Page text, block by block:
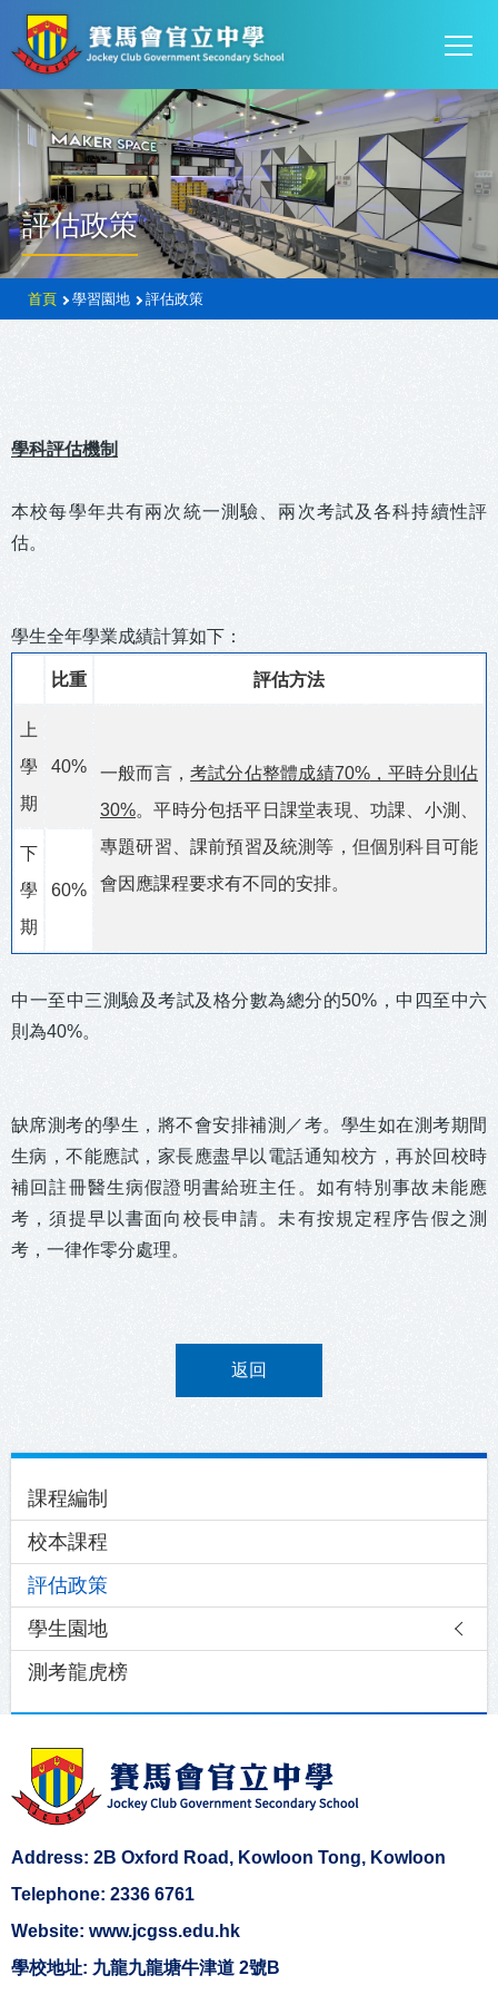
移至主內容
評估政策
導
首頁 學習園地 評估政策
學科評估機制
本校每學年共有兩次統一測驗、兩次考試及各科持續性評
估。
學生全年學業成績計算如下：
比重 評估方法
上
學
期
40% 一般而言，考試分佔整體成績70%，平時分則佔
30%。平時分包括平日課堂表現、功課、小測、
專題研習、課前預習及統測等，但個別科目可能
會因應課程要求有不同的安排。
下
學
期
60%
中一至中三測驗及考試及格分數為總分的50% ，中四至中六
則為40%。
缺席測考的學生，將不會安排補測／考。 學生如在測考期間
生病，不能應試，家長應盡早以 電話通知校方，再於回校時
補回註冊醫生病假證明書給班主任。如有特別事故未能應
考，須提早以書面向校長申請。未有按規定程序告假之測
考，一律作零分處理。
返回
navigation
課程編制
校本課程
評估政策
學生園地
測考龍虎榜
Address: 2B Oxford Road, Kowloon Tong, Kowloon
Telephone: 2336 6761
Website: www.jcgss.edu.hk
學校地址: 九龍九龍塘牛津道 2號B